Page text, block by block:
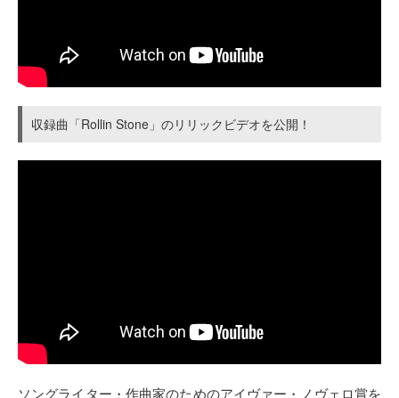
収録曲「Rollin Stone」のリリックビデオを公開！
ソングライター・作曲家のためのアイヴァー・ノヴェロ賞を